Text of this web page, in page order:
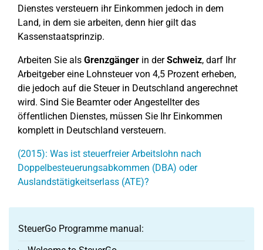
Dienstes versteuern ihr Einkommen jedoch in dem
Land, in dem sie arbeiten, denn hier gilt das
Kassenstaatsprinzip.
Arbeiten Sie als Grenzgänger in derSchweiz, darf Ihr
Arbeitgeber eine Lohnsteuer von 4,5 Prozent erheben,
die jedoch auf die Steuer in Deutschland angerechnet
wird. Sind Sie Beamter oder Angestellter des
öffentlichen Dienstes, müssen Sie Ihr Einkommen
komplett in Deutschland versteuern.
(2015): Was ist steuerfreier Arbeitslohn nach
Doppelbesteuerungsabkommen (DBA) oder
Auslandstätigkeitserlass (ATE)?
SteuerGo Programme manual: